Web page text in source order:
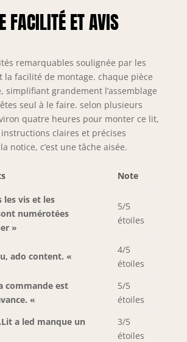
allie habilement
design élégant et
sur la tête de lit
qui empêchent le
matelas de glisser.
Les sommiers à
lattes sont en 100
% bois massif et en
métal, et offrent à
capacité de charge
sommeil élevé.
Design moderne
au look vintage : le
tissu de coton et
de lin, les
avec des motifs
coloré lui donnent
FACILITÉ ET AVIS
remarquables soulignée par les
la facilité de montage. chaque pièce
simplifiant grandement l’assemblage
seul à le faire. selon plusieurs
quatre heures pour monter ce lit,
instructions claires et précises
notice, c’est une tâche aisée.
Note
les vis et les
numérotées
»
5/5
étoiles
ado content. «
4/5
étoiles
commande est
«
5/5
étoiles
a led manque un
3/5
étoiles